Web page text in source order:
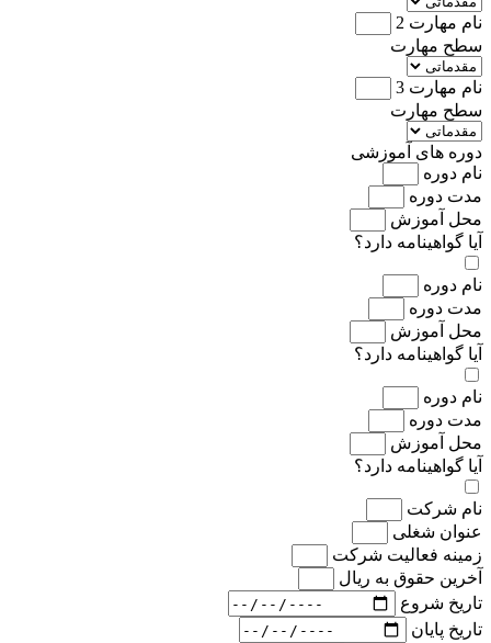
نام مهارت 2
سطح مهارت
نام مهارت 3
سطح مهارت
دوره های آموزشی
نام دوره
مدت دوره
محل آموزش
آیا گواهینامه دارد؟
نام دوره
مدت دوره
محل آموزش
آیا گواهینامه دارد؟
نام دوره
مدت دوره
محل آموزش
آیا گواهینامه دارد؟
نام شرکت
عنوان شغلی
زمینه فعالیت شرکت
آخرین حقوق به ریال
تاریخ شروع
تاریخ پایان